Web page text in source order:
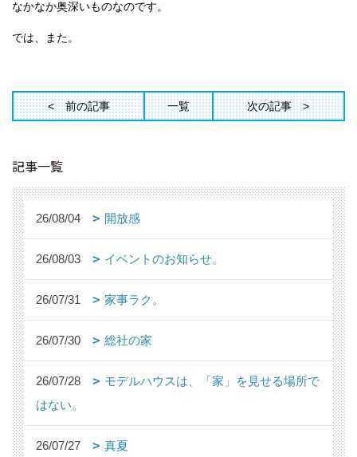
なかなか奥深いものなのです。
では、また。
前の記事 一覧 次の記事
記事一覧
26/08/04 開放感
26/08/03 イベントのお知らせ。
26/07/31 家事ラク。
26/07/30 総社の家
26/07/28
モデルハウスは、「家」を見せる場所で
はない。
26/07/27 真夏